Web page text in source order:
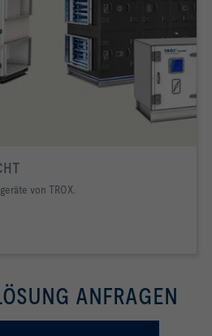
von TROX.
ANFRAGEN